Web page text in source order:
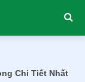
Chi Tiết Nhất